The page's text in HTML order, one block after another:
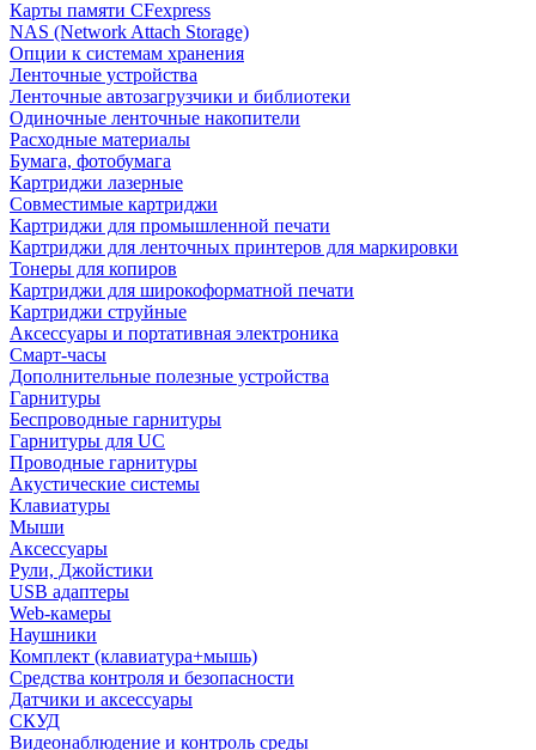
Карты памяти CFexpress
NAS (Network Attach Storage)
Опции к системам хранения
Ленточные устройства
Ленточные автозагрузчики и библиотеки
Одиночные ленточные накопители
Расходные материалы
Бумага, фотобумага
Картриджи лазерные
Совместимые картриджи
Картриджи для промышленной печати
Картриджи для ленточных принтеров для маркировки
Тонеры для копиров
Картриджи для широкоформатной печати
Картриджи струйные
Аксессуары и портативная электроника
Смарт-часы
Дополнительные полезные устройства
Гарнитуры
Беспроводные гарнитуры
Гарнитуры для UC
Проводные гарнитуры
Акустические системы
Клавиатуры
Мыши
Аксессуары
Рули, Джойстики
USB адаптеры
Web-камеры
Наушники
Комплект (клавиатура+мышь)
Средства контроля и безопасности
Датчики и аксессуары
СКУД
Видеонаблюдение и контроль среды